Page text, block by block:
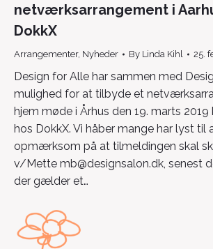
netværksarrangement i
DokkX
Arrangementer, Nyheder By Linda Kihl 25.
Design for Alle har sammen med
mulighed for at tilbyde et
hjem møde i Århus den 19. marts 2019
hos DokkX. Vi håber mange har lyst
opmærksom på at tilmeldingen skal
v/Mette mb@designsalon.dk, senest
der gælder et…